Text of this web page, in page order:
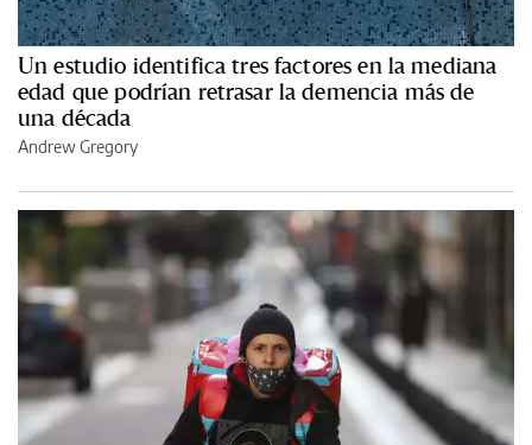
Un estudio identifica tres factores en la mediana
edad que podrían retrasar la demencia más de
una década
Andrew Gregory